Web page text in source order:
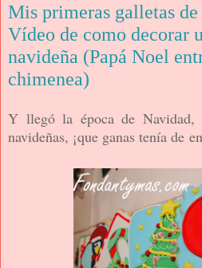
Mis primeras galletas
Vídeo de como decorar
navideña (Papá Noel
chimenea)
Y llegó la época de
navideñas, ¡que ganas tenía de